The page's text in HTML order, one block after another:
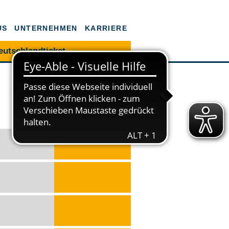
UNTERNEHMEN KARRIERE